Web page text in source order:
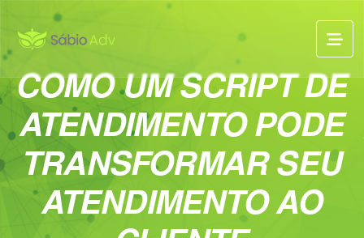
COMO UM SCRIPT DE
ATENDIMENTO PODE
TRANSFORMAR SEU
ATENDIMENTO AO